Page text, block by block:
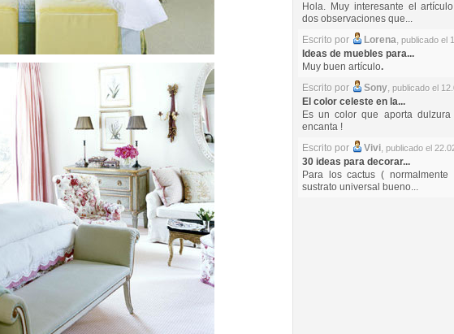
Hola. Muy interesante el
dos observaciones que...
Escrito por
Lorena, publicado el
Ideas de muebles para...
Muy buen artículo.
Escrito por
Sony, publicado el
El color celeste en la...
Es un color que aporta
encanta !
Escrito por
Vivi, publicado el
30 ideas para decorar...
Para los cactus (
sustrato universal bueno...